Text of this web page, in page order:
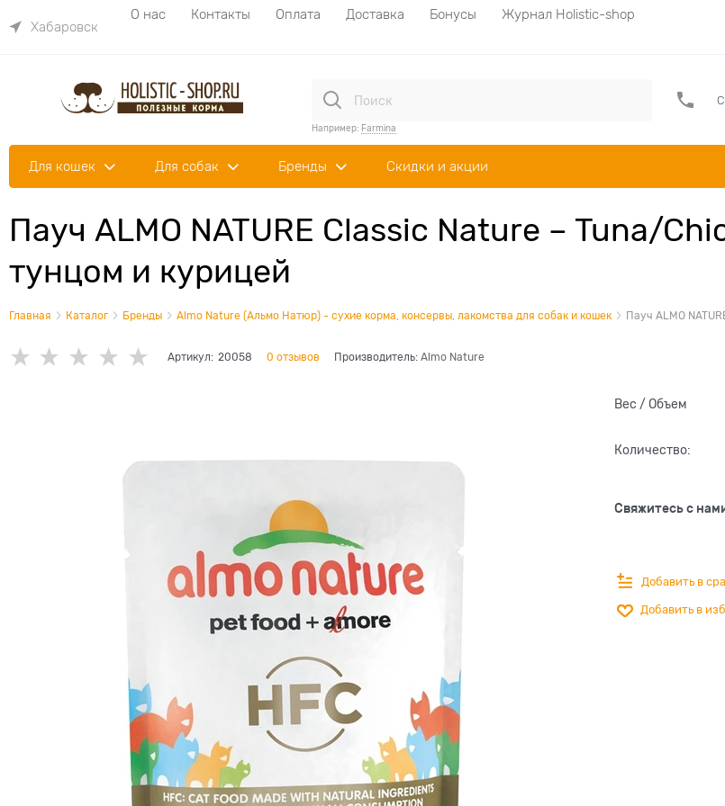
Хабаровск
О нас Контакты Оплата Доставка Бонусы
Журнал Holistic-shop
Например: Farmina
Для кошек Для собак Бренды Скидки и акции
Пауч ALMO NATURE Classic Nature – Tuna/
тунцом и курицей
Главная Каталог Бренды Almo Nature (Альмо Натюр) - сухие корма, консервы, лакомства для собак и кошек Пауч ALMO
Артикул: 20058 0 отзывов Производитель: Almo Nature
Вес / Объем
Количество:
Свяжитесь с
Добавить в
Добавить в